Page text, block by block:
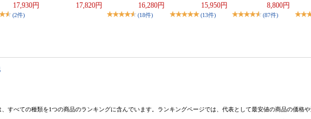
17,930円
(2件)
17,820円 16,280円
(18件)
15,950円
(13件)
8,800円
(87件)
すべての種類を1つの商品のランキングに含んでいます。ランキングページでは、代表として最安値の商品の価格や